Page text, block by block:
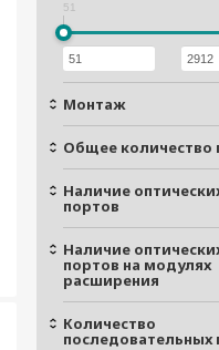
51
Монтаж
Общее количество
Наличие
портов
Наличие
портов на модулях
расширения
Количество
последовательных